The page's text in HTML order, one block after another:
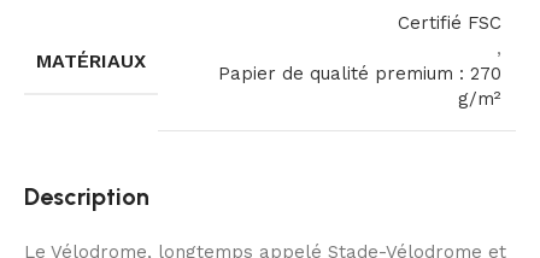
MATÉRIAUX
Certifié FSC
,
Papier de qualité premium : 270
g/m²
Description
Le Vélodrome, longtemps appelé Stade-Vélodrome et